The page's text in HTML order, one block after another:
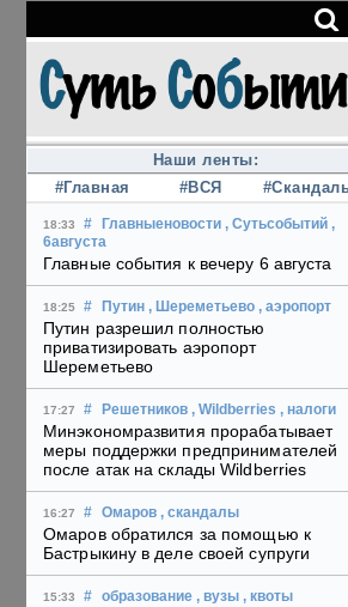
Наши ленты:
#Главная
#ВСЯ
18:33 # Главныеновости , Сутьсобытий ,
6августа
Главные события к вечеру 6 августа
18:25 # Путин , Шереметьево , аэропорт
Путин разрешил полностью
приватизировать аэропорт
Шереметьево
17:27 # Решетников , Wildberries , налоги
Минэкономразвития прорабатывает
меры поддержки предпринимателей
после атак на склады Wildberries
16:27 # Омаров , скандалы
Омаров обратился за помощью к
Бастрыкину в деле своей супруги
15:33 # образование , вузы , квоты